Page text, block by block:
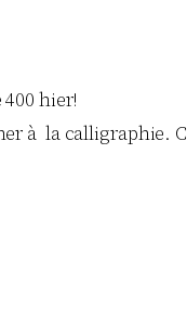
hier!
à la calligraphie.